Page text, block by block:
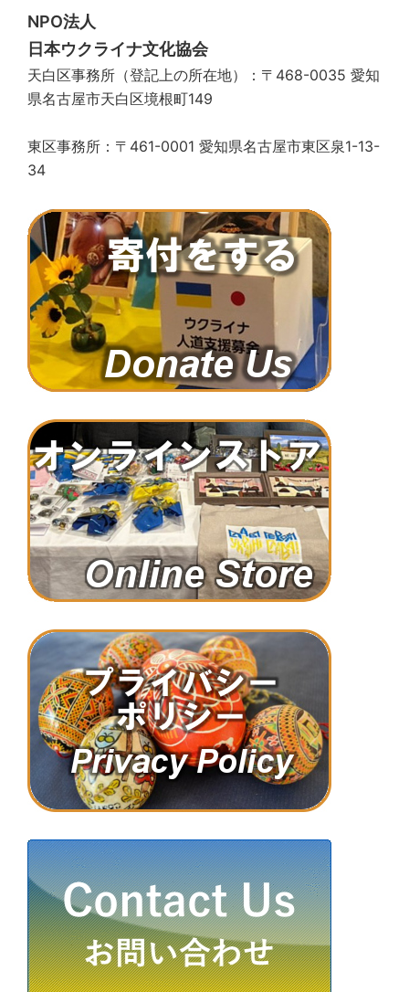
NPO法人
日本ウクライナ文化協会
天白区事務所（登記上の所在地）：〒468-0035 愛知
県名古屋市天白区境根町149
東区事務所：〒461-0001 愛知県名古屋市東区泉1-13-
34